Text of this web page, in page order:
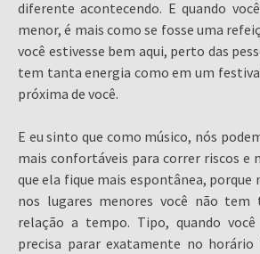
diferente acontecendo. E quando
menor, é mais como se fosse uma
você estivesse bem aqui, perto das
tem tanta energia como em um
próxima de você.
E eu sinto que como músico, nós
mais confortáveis para correr riscos e
que ela fique mais espontânea, porque
nos lugares menores você não
relação a tempo. Tipo, quando
precisa parar exatamente no horário